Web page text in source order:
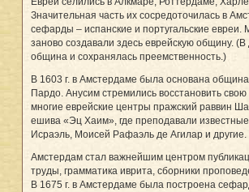
Значительная часть их сосредоточилась в
сефарды – испанские и португальские
заново создавали здесь еврейскую общину.
община и сохранялась преемственность.)
В 1603 г. в Амстердаме была основана
Пардо. Анусим стремились восстановить
многие еврейские центры пражский раввин
ешива «Эц Хаим», где преподавали
Исраэль, Моисей Рафаэль де Агилар и
Амстердам стал важнейшим центром
труды, грамматика иврита, сборники
В 1675 г. в Амстердаме была построена